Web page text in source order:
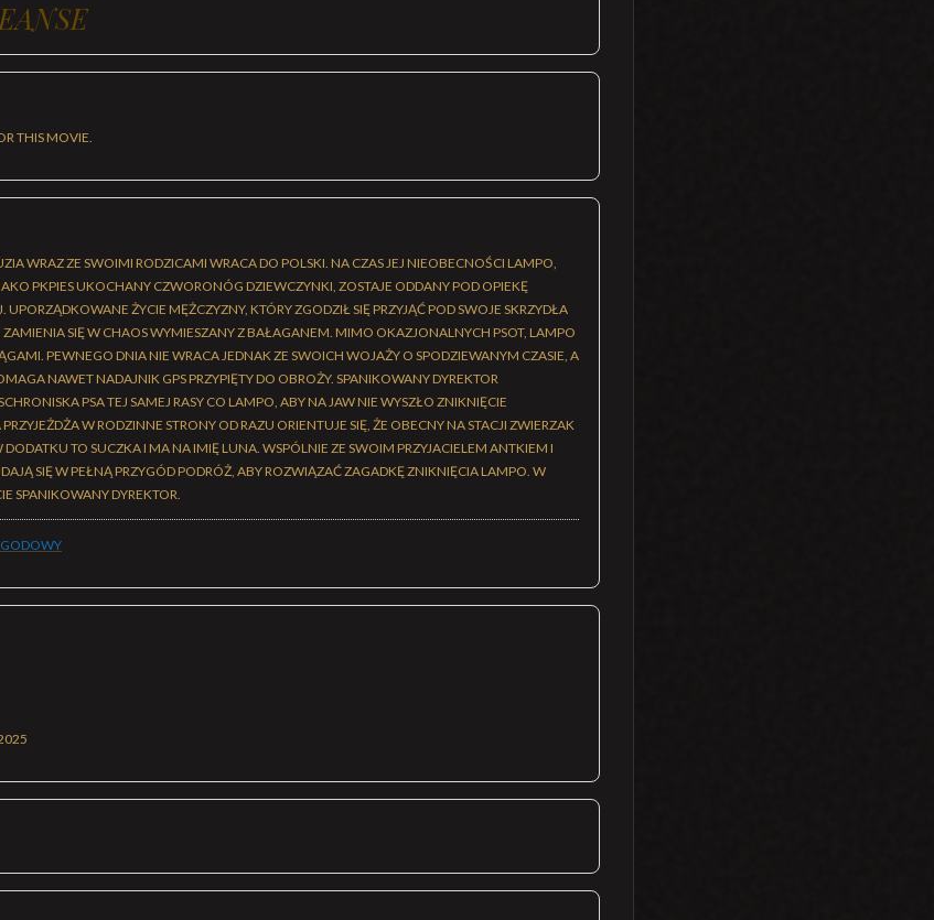
THIS MOVIE.
WRAZ ZE SWOIMI RODZICAMI WRACA DO POLSKI. NA CZAS JEJ NIEOBECNOŚCI LAMPO,
PKPIES UKOCHANY CZWORONÓG DZIEWCZYNKI, ZOSTAJE ODDANY POD OPIEKĘ
UPORZĄDKOWANE ŻYCIE MĘŻCZYZNY, KTÓRY ZGODZIŁ SIĘ PRZYJĄĆ POD SWOJE SKRZYDŁA
SIĘ W CHAOS WYMIESZANY Z BAŁAGANEM. MIMO OKAZJONALNYCH PSOT, LAMPO
PEWNEGO DNIA NIE WRACA JEDNAK ZE SWOICH WOJAŻY O SPODZIEWANYM CZASIE, A
NAWET NADAJNIK GPS PRZYPIĘTY DO OBROŻY. SPANIKOWANY DYREKTOR
PSA TEJ SAMEJ RASY CO LAMPO, ABY NA JAW NIE WYSZŁO ZNIKNIĘCIE
W RODZINNE STRONY OD RAZU ORIENTUJE SIĘ, ŻE OBECNY NA STACJI ZWIERZAK
DODATKU TO SUCZKA I MA NA IMIĘ LUNA. WSPÓLNIE ZE SWOIM PRZYJACIELEM ANTKIEM I
SIĘ W PEŁNĄ PRZYGÓD PODRÓŻ, ABY ROZWIĄZAĆ ZAGADKĘ ZNIKNIĘCIA LAMPO. W
SPANIKOWANY DYREKTOR.